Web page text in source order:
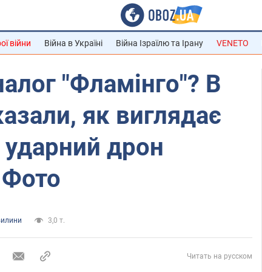
війни Війна в Україні Війна Ізраїлю та Ірану VENETO
"Фламінго"? В
як виглядає
ударний дрон
3,0 т.
Читать на русском